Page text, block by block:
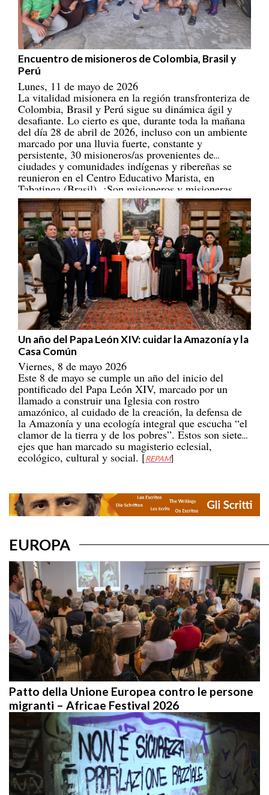
Encuentro de misioneros de Colombia, Brasil y
Perú
Lunes, 11 de mayo de 2026
La vitalidad misionera en la región transfronteriza de
Colombia, Brasil y Perú sigue su dinámica ágil y
desafiante. Lo cierto es que, durante toda la mañana
del día 28 de abril de 2026, incluso con un ambiente
marcado por una lluvia fuerte, constante y
persistente, 30 misioneros/as provenientes de
ciudades y comunidades indígenas y ribereñas se
reunieron en el Centro Educativo Marista, en
Tabatinga (Brasil). ¡Son misioneros y misioneras
portadores/as de esperanza! [REPAM]
Un año del Papa León XIV: cuidar la Amazonía y la
Casa Común
Viernes, 8 de mayo 2026
Este 8 de mayo se cumple un año del inicio del
pontificado del Papa León XIV, marcado por un
llamado a construir una Iglesia con rostro
amazónico, al cuidado de la creación, la defensa de
la Amazonía y una ecología integral que escucha “el
clamor de la tierra y de los pobres”. Estos son siete
ejes que han marcado su magisterio eclesial,
ecológico, cultural y social. [REPAM]
EUROPA
Patto della Unione Europea contro le persone
migranti – Africae Festival 2026